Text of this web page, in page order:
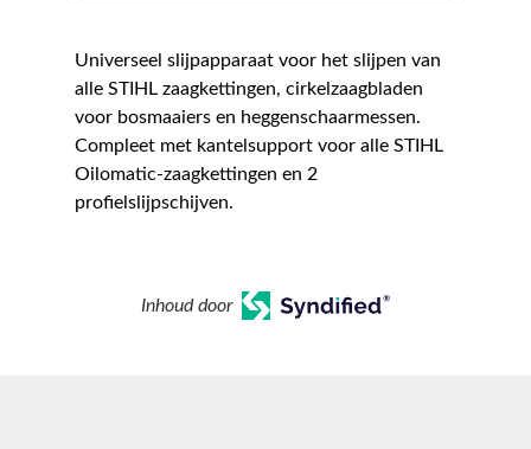
Universeel slijpapparaat voor het slijpen van
alle STIHL zaagkettingen, cirkelzaagbladen
voor bosmaaiers en heggenschaarmessen.
Compleet met kantelsupport voor alle STIHL
Oilomatic-zaagkettingen en 2
profielslijpschijven.
Inhoud door